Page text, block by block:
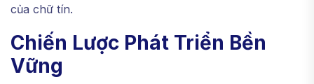
của chữ tín.
Chiến Lược Phát Triển Bền
Vững